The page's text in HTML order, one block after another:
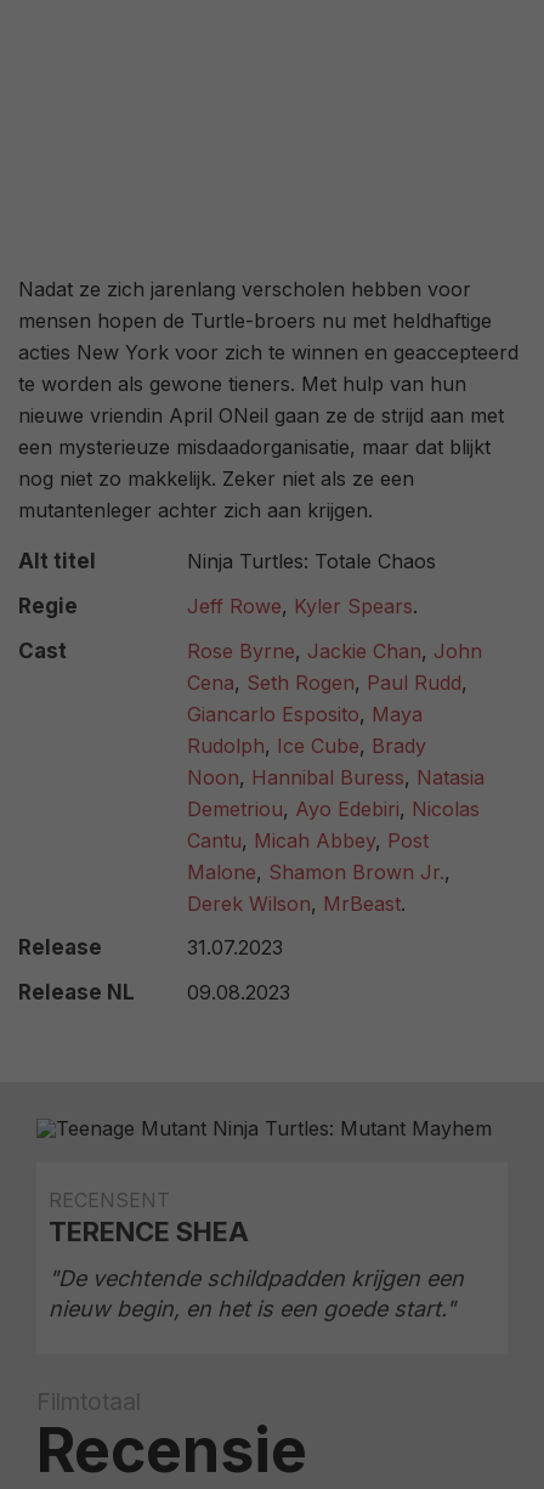
Nadat ze zich jarenlang verscholen hebben voor
mensen hopen de Turtle-broers nu met heldhaftige
acties New York voor zich te winnen en geaccepteerd
te worden als gewone tieners. Met hulp van hun
nieuwe vriendin April ONeil gaan ze de strijd aan met
een mysterieuze misdaadorganisatie, maar dat blijkt
nog niet zo makkelijk. Zeker niet als ze een
mutantenleger achter zich aan krijgen.
Alt titel
Ninja Turtles: Totale Chaos
Regie
Jeff Rowe, Kyler Spears.
Cast
Rose Byrne, Jackie Chan, John
Cena, Seth Rogen, Paul Rudd,
Giancarlo Esposito, Maya
Rudolph, Ice Cube, Brady
Noon, Hannibal Buress, Natasia
Demetriou, Ayo Edebiri, Nicolas
Cantu, Micah Abbey, Post
Malone, Shamon Brown Jr.,
Derek Wilson, MrBeast.
Release
31.07.2023
Release NL
09.08.2023
RECENSENT
TERENCE SHEA
"De vechtende schildpadden krijgen een
nieuw begin, en het is een goede start."
Filmtotaal
Recensie